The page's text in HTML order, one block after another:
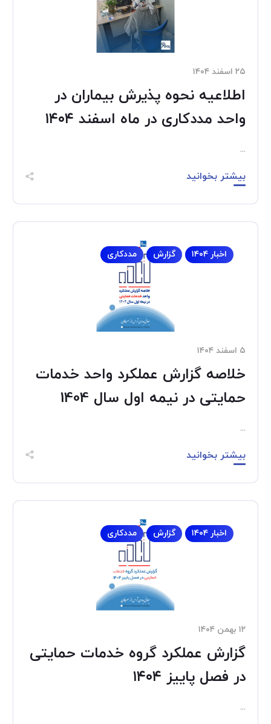
۲۵ اسفند ۱۴۰۴
اطلاعیه نحوه پذیرش بیماران در
واحد مددکاری در ماه اسفند ۱۴۰۴
...
بیشتر بخوانید
اخبار ۱۴۰۴ گزارش مددکاری
۵ اسفند ۱۴۰۴
خلاصه گزارش عملکرد واحد خدمات
حمایتی در نیمه اول سال 1404
...
بیشتر بخوانید
اخبار ۱۴۰۴ گزارش مددکاری
۱۲ بهمن ۱۴۰۴
گزارش عملکرد گروه خدمات حمایتی
در فصل پاییز ۱۴۰۴
...